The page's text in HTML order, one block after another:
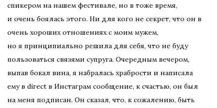
спикером на нашем фестивале, но в тоже время,
и очень боялась этого. Ни для кого не секрет, что он в
очень хороших отношениях с моим мужем,
но я принципиально решила для себя, что не буду
пользоваться связями супруга. Очередным вечером,
выпав бокал вина, я набралась храбрости и написала
ему в direct в Инстаграм сообщение, к счастью, он был
на меня подписан. Он сказал, что, к сожалению, быть